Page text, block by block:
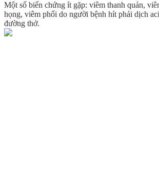
Một số biến chứng ít gặp: viêm thanh quản,
họng, viêm phổi do người bệnh hít phải dịch
đường thở.